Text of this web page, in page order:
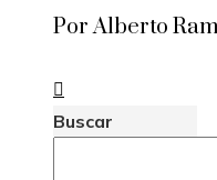
Por Alberto
Buscar